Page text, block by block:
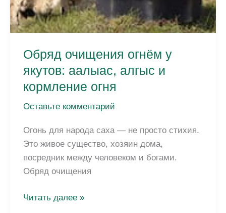
Обряд очищения огнём у
якутов: аалыас, алгыс и
кормление огня
Оставьте комментарий
Огонь для народа саха — не просто стихия.
Это живое существо, хозяин дома,
посредник между человеком и богами.
Обряд очищения
Обряд
Читать далее »